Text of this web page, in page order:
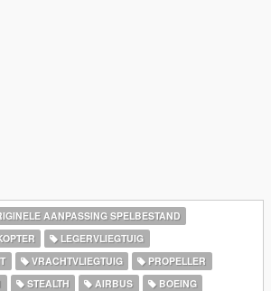
AANPASSING SPELBESTAND
LEGERVLIEGTUIG
VRACHTVLIEGTUIG
PROPELLER
STEALTH AIRBUS
BOEING